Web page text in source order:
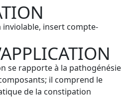
inviolable, insert compte-
se rapporte à la pathogénésie
il comprend le
de la constipation